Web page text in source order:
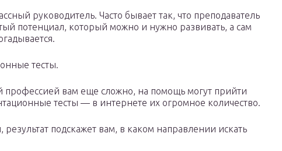
руководитель. Часто бывает так, что преподаватель
потенциал, который можно и нужно развивать, а сам
тесты.
профессией вам еще сложно, на помощь могут прийти
тесты — в интернете их огромное количество.
подскажет вам, в каком направлении искать